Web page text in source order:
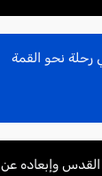
رحلة نحو القمة
القدس وإبعاده عن